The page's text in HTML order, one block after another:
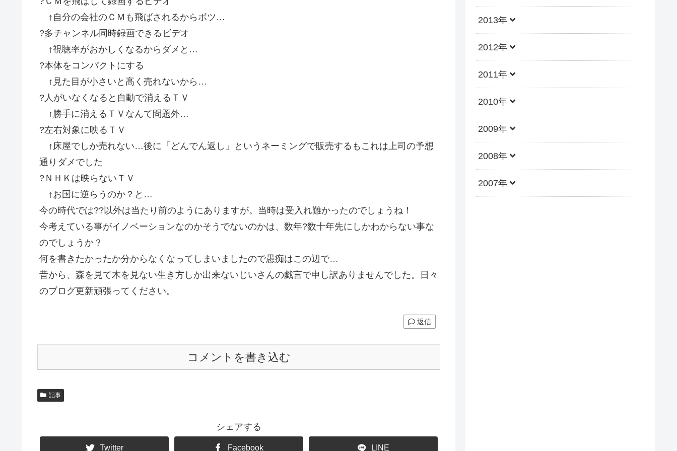
↑自分の会社のＣＭも飛ばされるからボツ…
?多チャンネル同時録画できるビデオ
↑視聴率がおかしくなるからダメと…
?本体をコンパクトにする
↑見た目が小さいと高く売れないから…
?人がいなくなると自動で消えるＴＶ
↑勝手に消えるＴＶなんて問題外…
?左右対象に映るＴＶ
↑床屋でしか売れない…後に「どんでん返し」というネーミングで販売するもこれは上司の予想
通りダメでした
?ＮＨＫは映らないＴＶ
↑お国に逆らうのか？と…
今の時代では??以外は当たり前のようにありますが。当時は受入れ難かったのでしょうね！
今考えている事がイノベーションなのかそうでないのかは、数年?数十年先にしかわからない事な
のでしょうか？
何を書きたかったか分からなくなってしまいましたので愚痴はこの辺で…
昔から、森を見て木を見ない生き方しか出来ないじいさんの戯言で申し訳ありませんでした。日々
のブログ更新頑張ってください。
返信
コメントを書き込む
記事
シェアする
Twitter Facebook LINE
2013年
2012年
2011年
2010年
2009年
2008年
2007年